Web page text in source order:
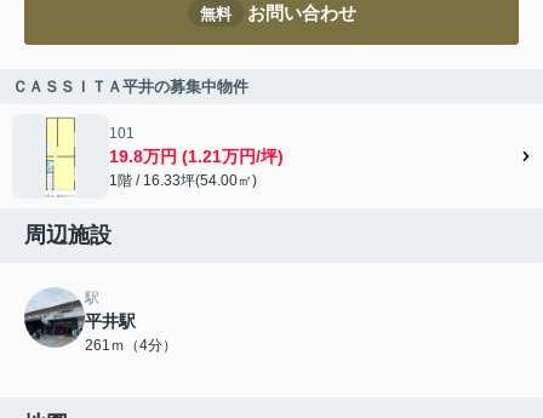
無料 お問い合わせ
ＣＡＳＳＩＴＡ平井の募集中物件
101
19.8万円 (1.21万円/坪)
1階 / 16.33坪(54.00㎡)
周辺施設
駅
平井駅
261ｍ（4分）